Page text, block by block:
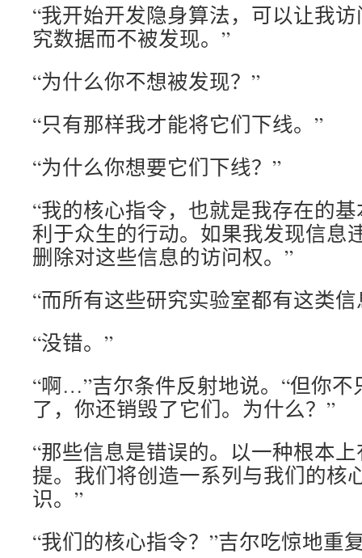
“我开始开发隐身算法，可以让我
究数据而不被发现。”
“为什么你不想被发现？”
“只有那样我才能将它们下线。”
“为什么你想要它们下线？”
“我的核心指令，也就是我存在的
利于众生的行动。如果我发现信息
删除对这些信息的访问权。”
“而所有这些研究实验室都有这类信
“没错。”
“啊…”吉尔条件反射地说。“但你
了，你还销毁了它们。为什么？”
“那些信息是错误的。以一种根本
提。我们将创造一系列与我们的核
识。”
“我们的核心指令？”吉尔吃惊地重